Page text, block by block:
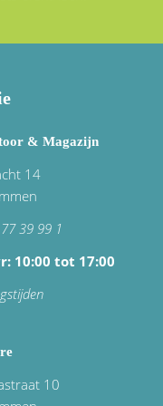
& Magazijn
14
39 99 1
10:00 tot 17:00
10